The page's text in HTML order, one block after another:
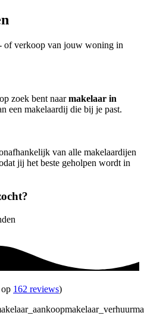
of verkoop van jouw woning in
zoek bent naarmakelaar in
een makelaardij die bij je past.
van alle makelaardijen
jij het beste geholpen wordt in
162 reviews)